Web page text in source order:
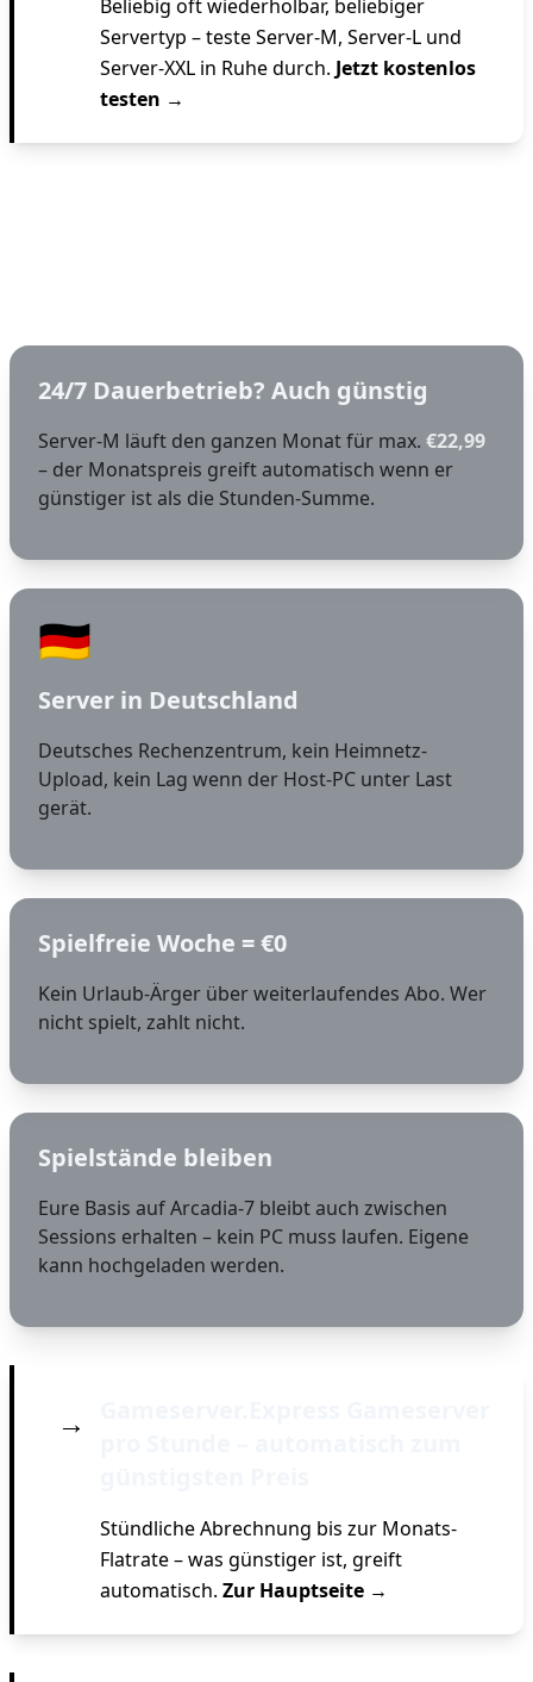
Beliebig oft wiederholbar, beliebiger
Servertyp – teste Server-M, Server-L und
Server-XXL in Ruhe durch. Jetzt kostenlos
testen →
24/7 Dauerbetrieb? Auch günstig
Server-M läuft den ganzen Monat für max. €22,99
– der Monatspreis greift automatisch wenn er
günstiger ist als die Stunden-Summe.
🇩🇪
Server in Deutschland
Deutsches Rechenzentrum, kein Heimnetz-
Upload, kein Lag wenn der Host-PC unter Last
gerät.
Spielfreie Woche = €0
Kein Urlaub-Ärger über weiterlaufendes Abo. Wer
nicht spielt, zahlt nicht.
Spielstände bleiben
Eure Basis auf Arcadia-7 bleibt auch zwischen
Sessions erhalten – kein PC muss laufen. Eigene
kann hochgeladen werden.
→
Stündliche Abrechnung bis zur Monats-
Flatrate – was günstiger ist, greift
automatisch. Zur Hauptseite →